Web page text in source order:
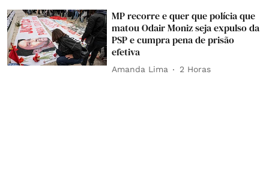
MP recorre e quer que polícia que
matou Odair Moniz seja expulso da
PSP e cumpra pena de prisão
efetiva
Amanda Lima 2 Horas